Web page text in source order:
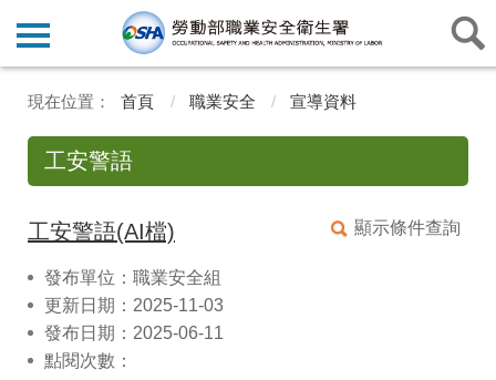
首頁 職業安全 宣導資料
工安警語
顯示條件查詢
工安警語(AI檔)
發布單位：職業安全組
更新日期：2025-11-03
發布日期：2025-06-11
點閱次數：